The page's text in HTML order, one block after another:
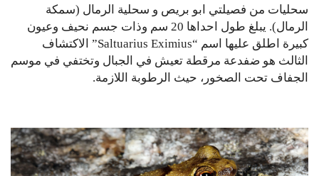
سحليات من فصيلتي ابو بريص و سحلية الرمال (سمكة
الرمال). يبلغ طول احداها 20 سم وذات جسم نحيف وعيون
كبيرة اطلق عليها اسم “Saltuarius Eximius” الاكتشاف
الثالث هو ضفدعة مرقطة تعيش في الجبال وتختفي في موسم
الجفاف تحت الصخور، حيث الرطوبة اللازمة.